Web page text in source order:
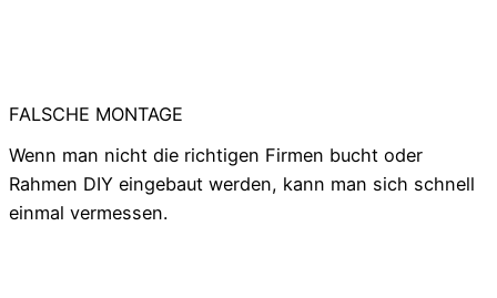
FALSCHE MONTAGE
Wenn man nicht die richtigen Firmen bucht oder
Rahmen DIY eingebaut werden, kann man sich schnell
einmal vermessen.